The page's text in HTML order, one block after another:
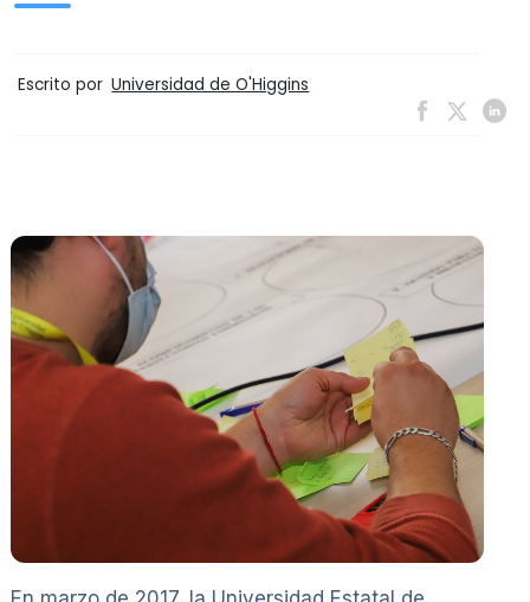
Escrito por Universidad de O'Higgins